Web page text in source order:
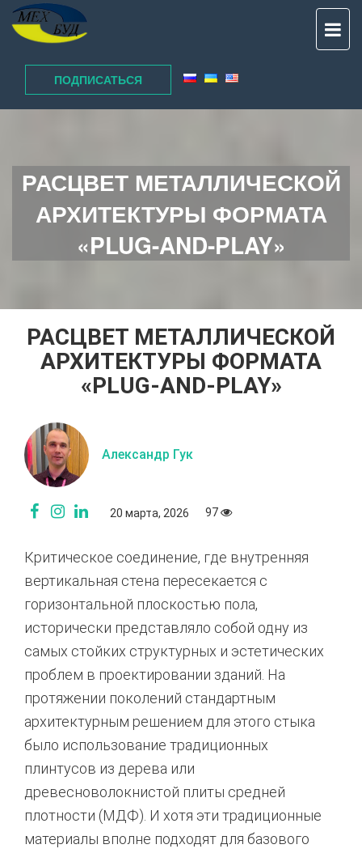
ПОДПИСАТЬСЯ
РАСЦВЕТ МЕТАЛЛИЧЕСКОЙ
АРХИТЕКТУРЫ ФОРМАТА
«PLUG-AND-PLAY»
РАСЦВЕТ МЕТАЛЛИЧЕСКОЙ
АРХИТЕКТУРЫ ФОРМАТА
«PLUG-AND-PLAY»
Александр Гук
20 марта, 2026 97
Критическое соединение, где внутренняя
вертикальная стена пересекается с
горизонтальной плоскостью пола,
исторически представляло собой одну из
самых стойких структурных и эстетических
проблем в проектировании зданий. На
протяжении поколений стандартным
архитектурным решением для этого стыка
было использование традиционных
плинтусов из дерева или
древесноволокнистой плиты средней
плотности (МДФ). И хотя эти традиционные
материалы вполне подходят для базового